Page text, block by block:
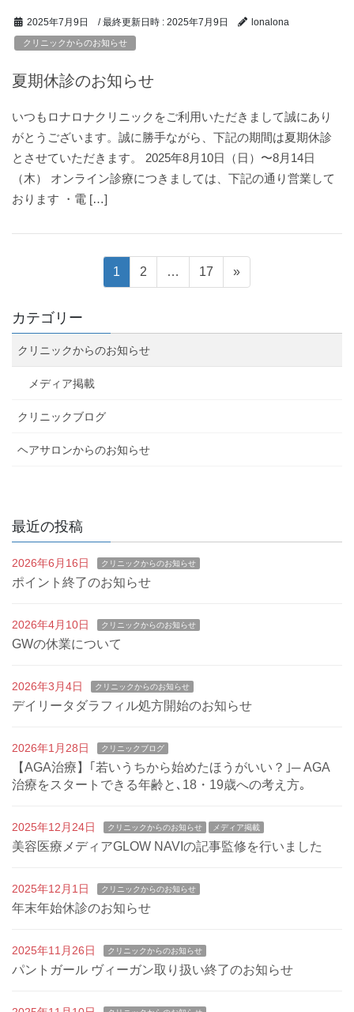
2025年7月9日 / 最終更新日時 : 2025年7月9日 lonalona
クリニックからのお知らせ
夏期休診のお知らせ
いつもロナロナクリニックをご利用いただきまして誠にあり
がとうございます。誠に勝手ながら、下記の期間は夏期休診
とさせていただきます。 2025年8月10日（日）〜8月14日
（木） オンライン診療につきましては、下記の通り営業して
おります ・電 […]
稿
ナ
ビ
ゲ
ー
ョ
固
定
ー
ジ
1
固
定
ー
ジ
2 …
固
定
ー
17 »
カテゴリー
クリニックからのお知らせ
メディア掲載
クリニックブログ
ヘアサロンからのお知らせ
最近の投稿
2026年6月16日 クリニックからのお知らせ
ポイント終了のお知らせ
2026年4月10日 クリニックからのお知らせ
GWの休業について
2026年3月4日 クリニックからのお知らせ
デイリータダラフィル処方開始のお知らせ
2026年1月28日 クリニックブログ
【AGA治療】｢若いうちから始めたほうがいい？｣─ AGA
治療をスタートできる年齢と､18・19歳への考え方｡
2025年12月24日 クリニックからのお知らせ メディア掲載
美容医療メディアGLOW NAVIの記事監修を行いました
2025年12月1日 クリニックからのお知らせ
年末年始休診のお知らせ
2025年11月26日 クリニックからのお知らせ
パントガール ヴィーガン取り扱い終了のお知らせ